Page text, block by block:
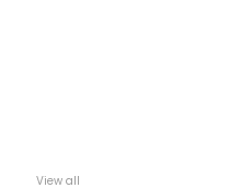
View all